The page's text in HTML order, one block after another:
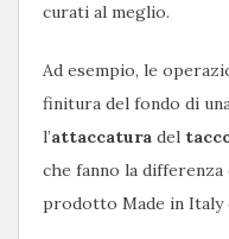
curati al meglio.
Ad esempio, le
finitura del fondo di
l’attaccatura del
che fanno la
prodotto Made in